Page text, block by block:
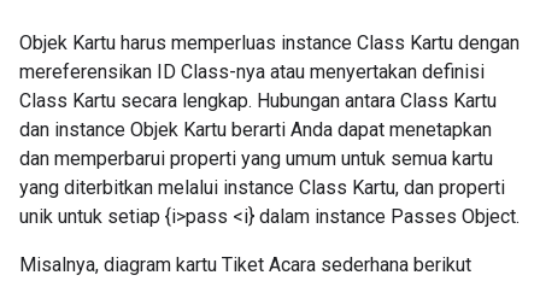
Objek Kartu harus memperluas instance Class Kartu dengan
mereferensikan ID Class-nya atau menyertakan definisi
Class Kartu secara lengkap. Hubungan antara Class Kartu
dan instance Objek Kartu berarti Anda dapat menetapkan
dan memperbarui properti yang umum untuk semua kartu
yang diterbitkan melalui instance Class Kartu, dan properti
unik untuk setiap {i>pass <i} dalam instance Passes Object.
Misalnya, diagram kartu Tiket Acara sederhana berikut